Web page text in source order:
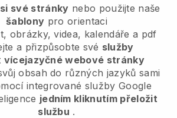
své stránky nebo použijte naše
šablony pro orientaci
obrázky, videa, kalendáře a pdf
a přizpůsobte své služby
vícejazyčné webové stránky
obsah do různých jazyků sami
integrované služby Google
jedním kliknutím přeložit
službu .